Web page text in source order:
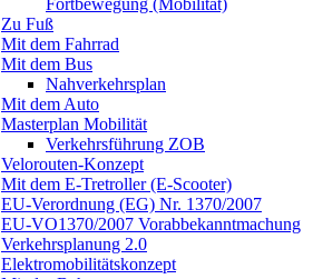
Fortbewegung (Mobilität)
Zu Fuß
Mit dem Fahrrad
Mit dem Bus
Nahverkehrsplan
Mit dem Auto
Masterplan Mobilität
Verkehrsführung ZOB
Velorouten-Konzept
Mit dem E-Tretroller (E-Scooter)
EU-Verordnung (EG) Nr. 1370/2007
EU-VO1370/2007 Vorabbekanntmachung
Verkehrsplanung 2.0
Elektromobilitätskonzept